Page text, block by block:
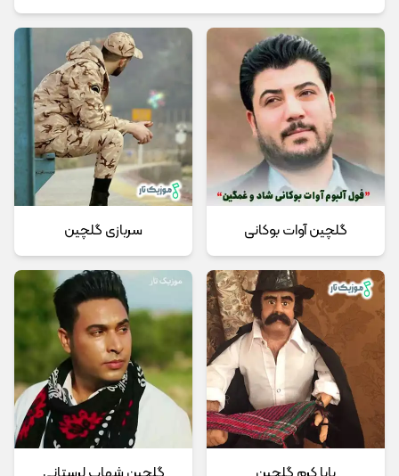
گلچین آوات بوکانی سربازی گلچین